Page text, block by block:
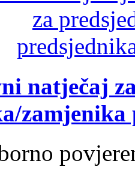
natječaj